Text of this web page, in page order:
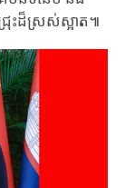
រុះដ៏ស្រស់ស្អាត៕